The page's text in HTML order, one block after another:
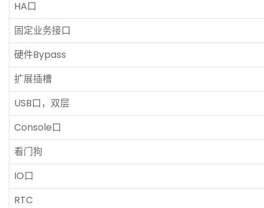
HA口
固定业务接口
硬件Bypass
扩展插槽
USB口，双层
Console口
看门狗
IO口
RTC